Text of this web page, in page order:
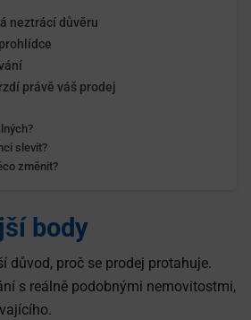
neztrácí důvěru
právě váš prodej
slevit?
změnit?
body
důvod, proč se prodej protahuje.
s reálně podobnými nemovitostmi,